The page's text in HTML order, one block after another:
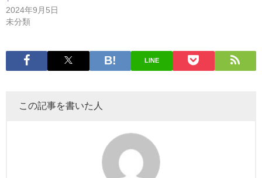
2024年9月5日
未分類
LINE
この記事を書いた人